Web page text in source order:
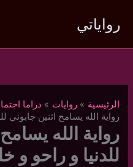
المحتوى
رواياتي
الرئيسية روايات
دراما
رواية الله يسامح اثنين جابوني
رواية الله
للدنيا و راحو و